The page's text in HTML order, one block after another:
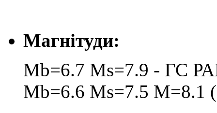
Магнітуди:
Mb=6.7 Ms=7.9 - ГС
Mb=6.6 Ms=7.5 M=8.1